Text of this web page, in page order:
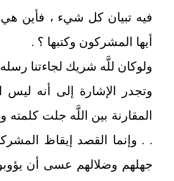
فيه تبيان كل شيء ، فأين
أيها المشركون وكتبها ؟ .
ولوكان للَّه شريك لجاءتنا
وتجدر الإشارة إلى أنه
المقارنة بين اللَّه جلت كلمته
. . وإنما القصد إيقاظ
جهلهم وضلالهم عسى أن